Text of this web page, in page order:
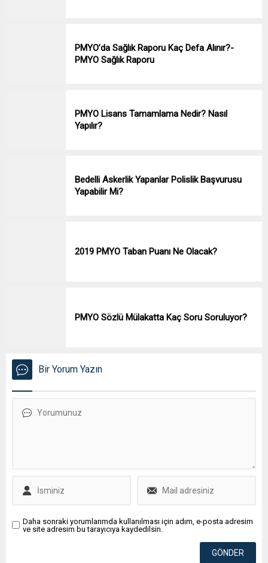
PMYO’da Sağlık Raporu Kaç Defa Alınır?-
PMYO Sağlık Raporu
PMYO Lisans Tamamlama Nedir? Nasıl
Yapılır?
Bedelli Askerlik Yapanlar Polislik Başvurusu
Yapabilir Mi?
2019 PMYO Taban Puanı Ne Olacak?
PMYO Sözlü Mülakatta Kaç Soru Soruluyor?
Bir Yorum Yazın
Daha sonraki yorumlarımda kullanılması için adım, e-posta adresim
ve site adresim bu tarayıcıya kaydedilsin.